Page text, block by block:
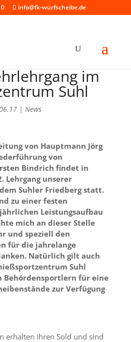
info@fk-wurfscheibe.de
im
Suhl
| News
von Hauptmann Jörg
von
Bindrich findet in
Lehrgang unserer
Suhler Friedberg statt.
zu einer festen
Leistungsaufbau
mich an dieser Stelle
und speziell den
für die jahrelange
Natürlich gilt auch
Suhl
Behördensportlern für eine
zur Verfügung
erhalten ihren Sold und sind